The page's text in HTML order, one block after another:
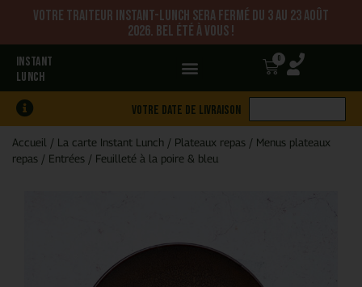
Votre traiteur Instant-Lunch sera fermé du 3 au 23 août
2026. Bel été à vous !
INSTANT
LUNCH
0
Votre date de livraison
Accueil / La carte Instant Lunch / Plateaux repas / Menus plateaux
repas / Entrées / Feuilleté à la poire & bleu